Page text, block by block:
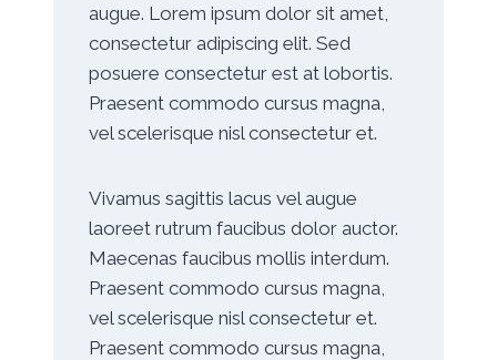
augue. Lorem ipsum dolor sit amet,
consectetur adipiscing elit. Sed
posuere consectetur est at lobortis.
Praesent commodo cursus magna,
vel scelerisque nisl consectetur et.
Vivamus sagittis lacus vel augue
laoreet rutrum faucibus dolor auctor.
Maecenas faucibus mollis interdum.
Praesent commodo cursus magna,
vel scelerisque nisl consectetur et.
Praesent commodo cursus magna,